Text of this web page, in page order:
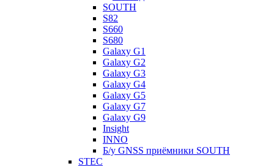
SOUTH
S82
S660
S680
Galaxy G1
Galaxy G2
Galaxy G3
Galaxy G4
Galaxy G5
Galaxy G7
Galaxy G9
Insight
INNO
Б/у GNSS приёмники SOUTH
STEC